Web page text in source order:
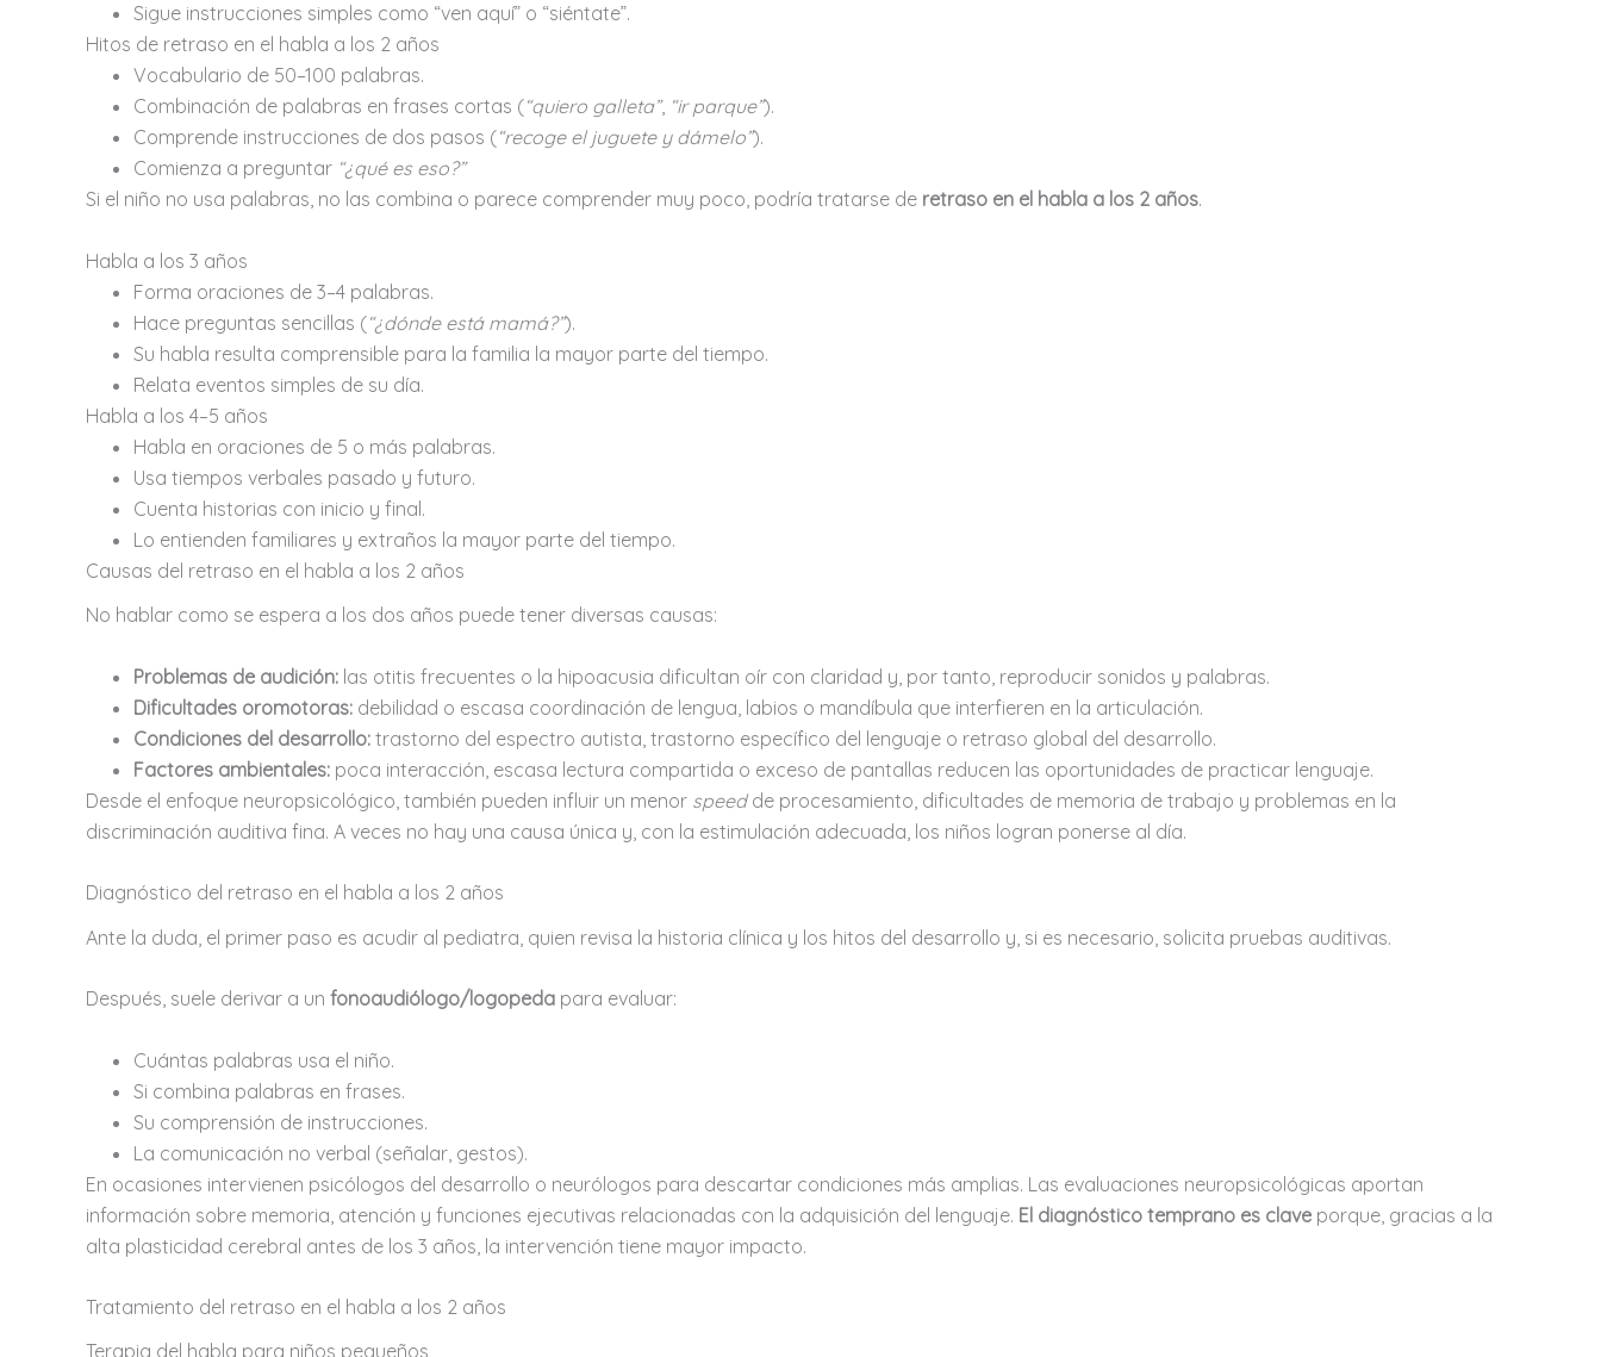
Sigue instrucciones simples como “ven aquí” o “siéntate”.
Hitos de retraso en el habla a los 2 años
Vocabulario de 50–100 palabras.
Combinación de palabras en frases cortas (“quiero galleta”, “ir parque”).
Comprende instrucciones de dos pasos (“recoge el juguete y dámelo”).
Comienza a preguntar “¿qué es eso?”
Si el niño no usa palabras, no las combina o parece comprender muy poco, podría tratarse de retraso en el habla a los 2 años.
Habla a los 3 años
Forma oraciones de 3–4 palabras.
Hace preguntas sencillas (“¿dónde está mamá?”).
Su habla resulta comprensible para la familia la mayor parte del tiempo.
Relata eventos simples de su día.
Habla a los 4–5 años
Habla en oraciones de 5 o más palabras.
Usa tiempos verbales pasado y futuro.
Cuenta historias con inicio y final.
Lo entienden familiares y extraños la mayor parte del tiempo.
Causas del retraso en el habla a los 2 años
No hablar como se espera a los dos años puede tener diversas causas:
Problemas de audición: las otitis frecuentes o la hipoacusia dificultan oír con claridad y, por tanto, reproducir sonidos y palabras.
Dificultades oromotoras: debilidad o escasa coordinación de lengua, labios o mandíbula que interfieren en la articulación.
Condiciones del desarrollo: trastorno del espectro autista, trastorno específico del lenguaje o retraso global del desarrollo.
Factores ambientales: poca interacción, escasa lectura compartida o exceso de pantallas reducen las oportunidades de practicar lenguaje.
Desde el enfoque neuropsicológico, también pueden influir un menor speedde procesamiento, dificultades de memoria de trabajo y problemas en la
discriminación auditiva fina. A veces no hay una causa única y, con la estimulación adecuada, los niños logran ponerse al día.
Diagnóstico del retraso en el habla a los 2 años
Ante la duda, el primer paso es acudir al pediatra, quien revisa la historia clínica y los hitos del desarrollo y, si es necesario, solicita pruebas auditivas.
Después, suele derivar a un fonoaudiólogo/logopeda para evaluar:
Cuántas palabras usa el niño.
Si combina palabras en frases.
Su comprensión de instrucciones.
La comunicación no verbal (señalar, gestos).
En ocasiones intervienen psicólogos del desarrollo o neurólogos para descartar condiciones más amplias. Las evaluaciones neuropsicológicas aportan
información sobre memoria, atención y funciones ejecutivas relacionadas con la adquisición del lenguaje. El diagnóstico temprano es clave porque, gracias a la
alta plasticidad cerebral antes de los 3 años, la intervención tiene mayor impacto.
Tratamiento del retraso en el habla a los 2 años
Terapia del habla para niños pequeños